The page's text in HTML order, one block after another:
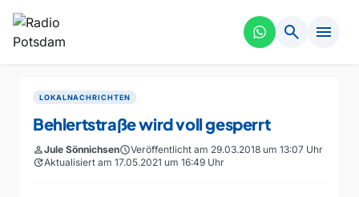
search menu
LOKALNACHRICHTEN
Behlertstraße wird voll gesperrt
personJule SönnichsenscheduleVeröffentlicht am 29.03.2018 um 13:07 Uhr
updateAktualisiert am 17.05.2021 um 16:49 Uhr